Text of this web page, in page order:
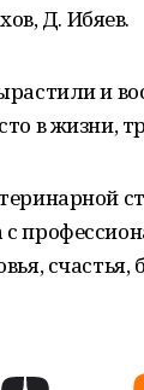
Д. Ибяев.
и
в жизни,
счастья,